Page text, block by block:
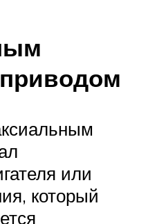
или
который